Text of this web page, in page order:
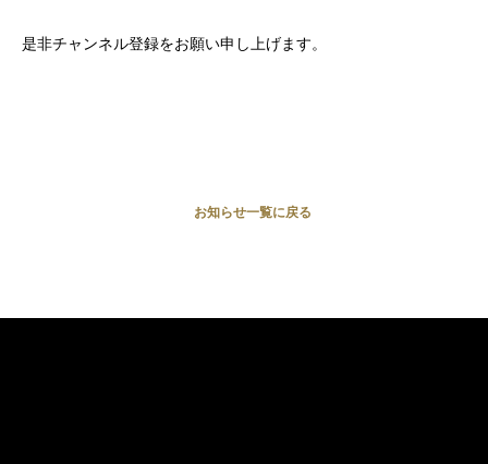
是非チャンネル登録をお願い申し上げます。
お知らせ一覧に戻る